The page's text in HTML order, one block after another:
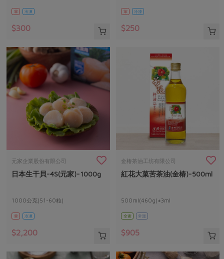
素食專區
樂齡友善
高麗菜海鮮煎餅
地區活動
活動報下載
葷 冷凍
$300
葷 冷凍
$250
元家企業股份有限公司
日本生干貝-4S(元家)-1000g
1000公克(51-60粒)
葷 冷凍
$2,200
金椿茶油工坊有限公司
紅花大菓苦茶油(金椿)-500ml
500ml(460g)±3ml
全素 常溫
$905